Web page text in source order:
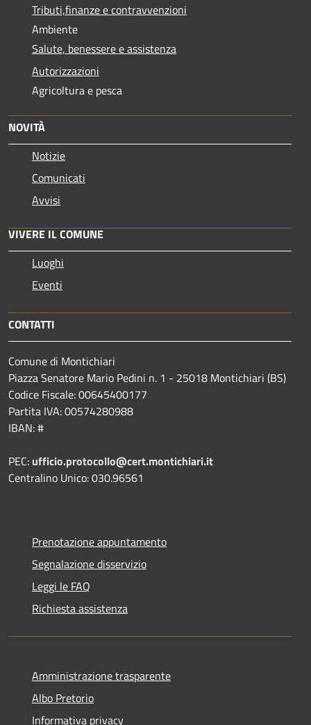
Tributi,finanze e contravvenzioni
Ambiente
Salute, benessere e assistenza
Autorizzazioni
Agricoltura e pesca
NOVITÀ
Notizie
Comunicati
Avvisi
VIVERE IL COMUNE
Luoghi
Eventi
CONTATTI
Comune di Montichiari
Piazza Senatore Mario Pedini n. 1 - 25018 Montichiari (BS)
Codice Fiscale: 00645400177
Partita IVA: 00574280988
IBAN: #
PEC: ufficio.protocollo@cert.montichiari.it
Centralino Unico: 030.96561
Prenotazione appuntamento
Segnalazione disservizio
Leggi le FAQ
Richiesta assistenza
Amministrazione trasparente
Albo Pretorio
Informativa privacy